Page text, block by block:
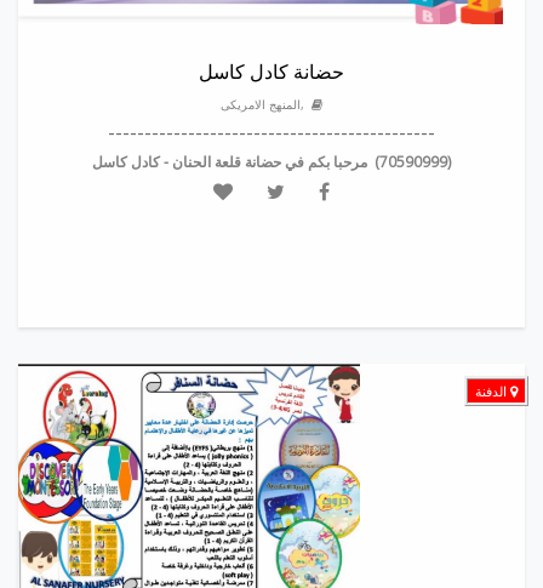
حضانة كادل كاسل
,المنهج الامريكى
---------------------------------------------
(70590999) مرحبا بكم في حضانة قلعة الحنان - كادل كاسل
الدفنة